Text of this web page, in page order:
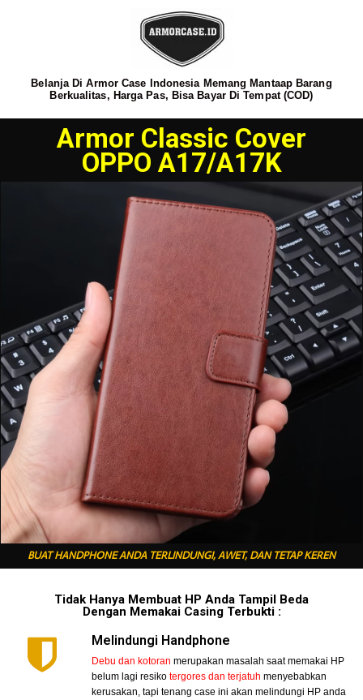
Belanja Di Armor Case Indonesia Memang Mantaap Barang
Berkualitas, Harga Pas, Bisa Bayar Di Tempat (COD)
Armor Classic Cover
OPPO A17/A17K
BUAT HANDPHONE ANDA TERLINDUNGI, AWET, DAN TETAP KEREN
Tidak Hanya Membuat HP Anda Tampil Beda
Dengan Memakai Casing Terbukti :
Melindungi Handphone
Debu dan kotoran merupakan masalah saat memakai HP
belum lagi resiko tergores dan terjatuh menyebabkan
kerusakan, tapi tenang case ini akan melindungi HP anda